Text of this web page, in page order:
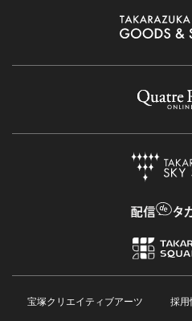
宝塚クリエイティブアーツ 採用